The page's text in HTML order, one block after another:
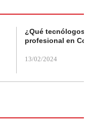
¿Qué tecnólogos
profesional en
13/02/2024